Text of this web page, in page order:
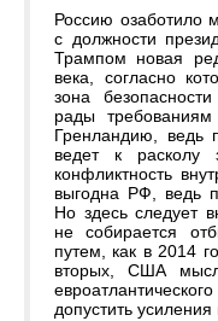
Россию озаботило
с должности
Трампом новая
века, согласно
зона
рады
Гренландию, ведь
ведет к расколу
конфликтность
выгодна РФ, ведь
Но здесь следует
не собирается
путем, как в 2014
вторых, США
допустить